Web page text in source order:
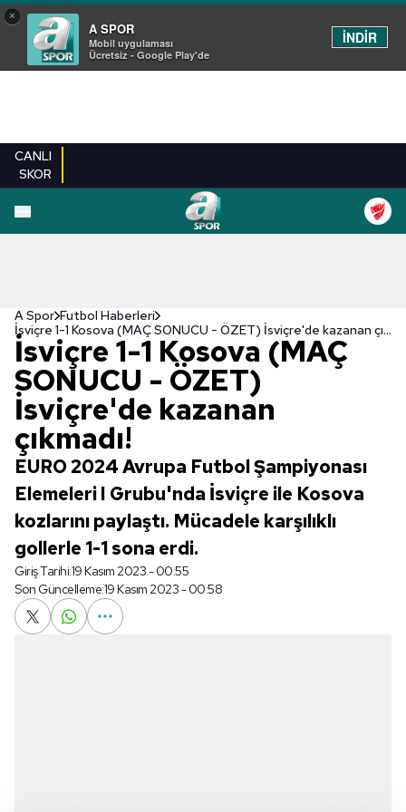
×
A SPOR
Mobil uygulaması
Ücretsiz - Google Play'de
İNDİR
CANLI
SKOR
A Spor Futbol Haberleri
İsviçre 1-1 Kosova (MAÇ SONUCU - ÖZET) İsviçre'de kazanan çıkmadı!
İsviçre 1-1 Kosova (MAÇ
SONUCU - ÖZET)
İsviçre'de kazanan
çıkmadı!
EURO 2024 Avrupa Futbol Şampiyonası
Elemeleri I Grubu'nda İsviçre ile Kosova
kozlarını paylaştı. Mücadele karşılıklı
gollerle 1-1 sona erdi.
Giriş Tarihi:19 Kasım 2023 - 00:55
Son Güncelleme:19 Kasım 2023 - 00:58